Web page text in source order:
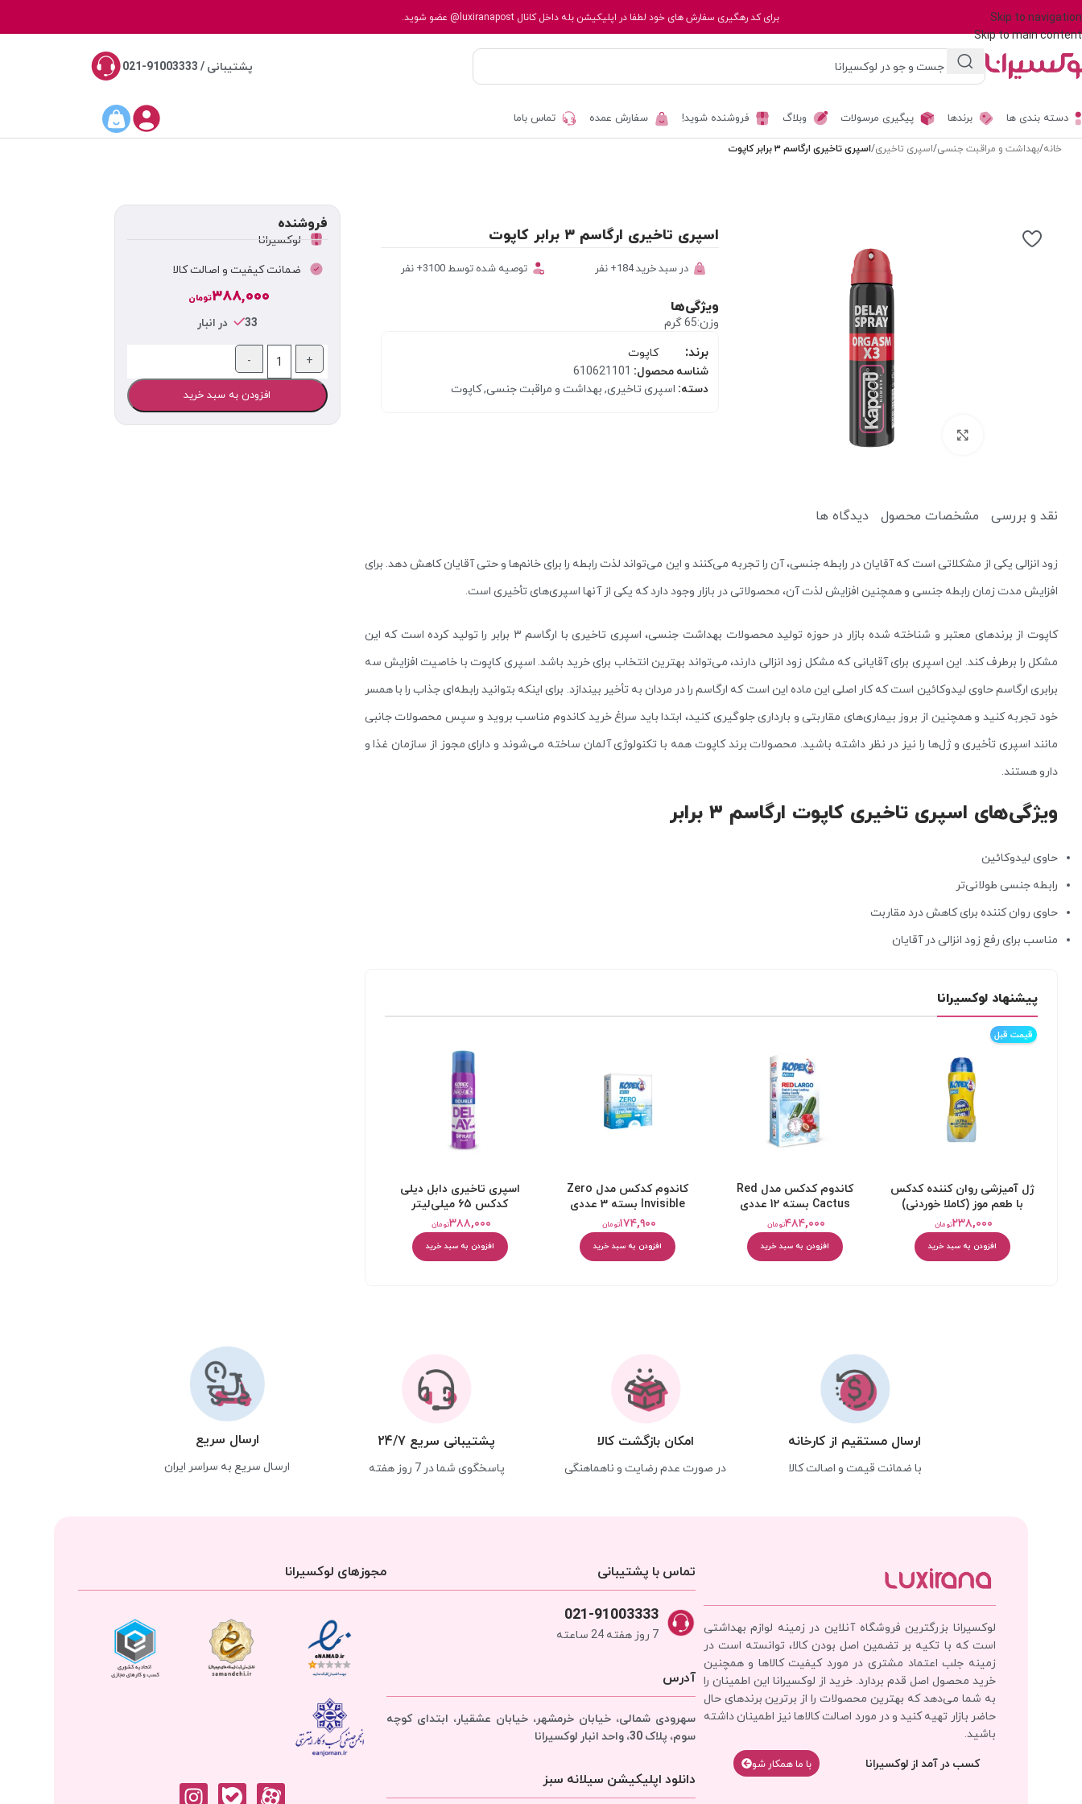
Skip to navigation
Skip to main content
برای کد رهگیری سفارش های خود لطفا در اپلیکیشن بله داخل کانال@luxiranapost عضو شوید.
پشتیبانی / 91003333-021
دسته بندی ها
پاک کننده
میسلار واتر و پاک کننده آرایش
یخ صورت
دستمال مرطوب آرایشی
بالم و مرطوب کننده لب
برندها پیگیری مرسولات وبلاگ فروشنده شوید! سفارش عمده تماس باما
خانه/بهداشت و مراقبت جنسی/اسپری تاخیری/اسپری تاخیری ارگاسم ۳ برابر کاپوت
برای بزرگنمایی کلیک کنید
اسپری تاخیری ارگاسم ۳ برابر کاپوت
در سبد خرید 184+ نفر توصیه شده توسط 3100+ نفر
ویژگی‌ها
وزن:65 گرم
برند:
کاپوت
شناسه محصول: 610621101
دسته: اسپری تاخیری, بهداشت و مراقبت جنسی, کاپوت
نقد و بررسی مشخصات محصول دیدگاه ها
زود انزالی یکی از مشکلاتی است که آقایان در رابطه جنسی، آن را تجربه می‌کنند و این می‌تواند لذت رابطه را برای خانم‌ها و حتی آقایان کاهش دهد. برای
افزایش مدت زمان رابطه جنسی و همچنین افزایش لذت آن، محصولاتی در بازار وجود دارد که یکی از آنها اسپری‌های تأخیری است.
کاپوت از برندهای معتبر و شناخته شده بازار در حوزه تولید محصولات بهداشت جنسی، اسپری تاخیری با ارگاسم ۳ برابر را تولید کرده است که این
مشکل را برطرف کند. این اسپری برای آقایانی که مشکل زود انزالی دارند، می‌تواند بهترین انتخاب برای خرید باشد. اسپری کاپوت با خاصیت افزایش سه
برابری ارگاسم حاوی لیدوکائین است که کار اصلی این ماده این است که ارگاسم را در مردان به تأخیر بیندازد. برای اینکه بتوانید رابطه‌ای جذاب را با همسر
خود تجربه کنید و همچنین از بروز بیماری‌های مقاربتی و بارداری جلوگیری کنید، ابتدا باید سراغ خرید کاندوم مناسب بروید و سپس محصولات جانبی
مانند اسپری تأخیری و ژل‌ها را نیز در نظر داشته باشید. محصولات برند کاپوت همه با تکنولوژی آلمان ساخته می‌شوند و دارای مجوز از سازمان غذا و
دارو هستند.
ویژگی‌های اسپری تاخیری کاپوت ارگاسم ۳ برابر
حاوی لیدوکائین
رابطه جنسی طولانی‌تر
حاوی روان کننده برای کاهش درد مقاربت
مناسب برای رفع زود انزالی در آقایان
پیشنهاد لوکسیرانا
قیمت قبل
ژل آمیزشی روان کننده کدکس
با طعم موز (کاملا خوردنی)
تومان۲۳۸,۰۰۰
افزودن به سبد خرید
کاندوم کدکس مدل Red
Cactus بسته 12 عددی
تومان۴۸۴,۰۰۰
افزودن به سبد خرید
کاندوم کدکس مدل Zero
Invisible بسته 3 عددی
تومان۱۷۴,۹۰۰
افزودن به سبد خرید
اسپری تاخیری دابل دیلی
کدکس 65 میلی‌لیتر
تومان۳۸۸,۰۰۰
افزودن به سبد خرید
فروشنده
لوکسیرانا
ضمانت کیفیت و اصالت کالا
تومان۳۸۸,۰۰۰
33 در انبار
- +
افزودن به سبد خرید
ارسال مستقیم از کارخانه
با ضمانت قیمت و اصالت کالا
امکان بازگشت کالا
در صورت عدم رضایت و ناهماهنگی
پشتیبانی سریع 24/7
پاسخگوی شما در 7 روز هفته
ارسال سریع
ارسال سریع به سراسر ایران
لوکسیرانا بزرگترین فروشگاه آنلاین در زمینه لوازم بهداشتی
است که با تکیه بر تضمین اصل بودن کالا، توانسته است در
زمینه جلب اعتماد مشتری در مورد کیفیت کالاها و همچنین
خرید محصول اصل قدم بردارد. خرید از لوکسیرانا این اطمینان را
به شما می‌دهد که بهترین محصولات را از برترین برندهای حال
حاضر بازار تهیه کنید و در مورد اصالت کالاها نیز اطمینان داشته
باشید.
کسب در آمد از لوکسیرانا با‌‌ ما همکار شو
تماس با پشتیبانی
021-91003333
7 روز هفته 24 ساعته
آدرس
سهرودی شمالی، خیابان خرمشهر، خیابان عشقیار، ابتدای کوچه
سوم، پلاک 30، واحد انبار
لوکسیرانا
دانلود اپلیکیشن سیلانه سبز
مجوزهای لوکسیرانا